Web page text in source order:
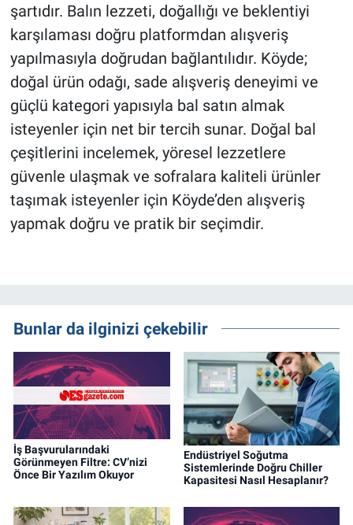
şartıdır. Balın lezzeti, doğallığı ve beklentiyi
karşılaması doğru platformdan alışveriş
yapılmasıyla doğrudan bağlantılıdır. Köyde;
doğal ürün odağı, sade alışveriş deneyimi ve
güçlü kategori yapısıyla bal satın almak
isteyenler için net bir tercih sunar. Doğal bal
çeşitlerini incelemek, yöresel lezzetlere
güvenle ulaşmak ve sofralara kaliteli ürünler
taşımak isteyenler için Köyde’den alışveriş
yapmak doğru ve pratik bir seçimdir.
Bunlar da ilginizi çekebilir
İş Başvurularındaki
Görünmeyen Filtre: CV’nizi
Önce Bir Yazılım Okuyor
Endüstriyel Soğutma
Sistemlerinde Doğru Chiller
Kapasitesi Nasıl Hesaplanır?